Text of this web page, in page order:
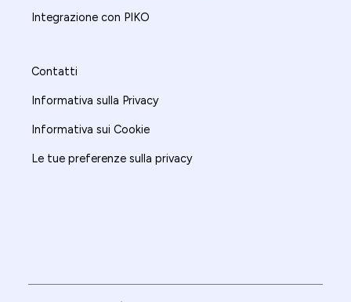
Integrazione con PIKO
Contatti
Informativa sulla Privacy
Informativa sui Cookie
Le tue preferenze sulla privacy